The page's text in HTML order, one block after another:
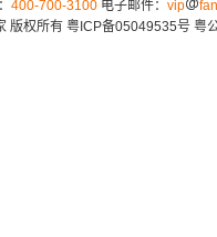
400-700-3100电子邮件： vip
版权所有 粤ICP备05049535号 粤